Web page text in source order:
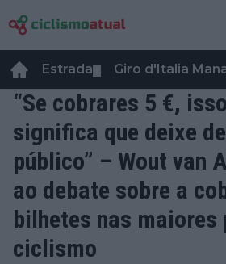
Estrada Giro d'Italia
“Se cobrares 5 €,
significa que deixe
público” – Wout van
ao debate sobre a
bilhetes nas maiores
ciclismo